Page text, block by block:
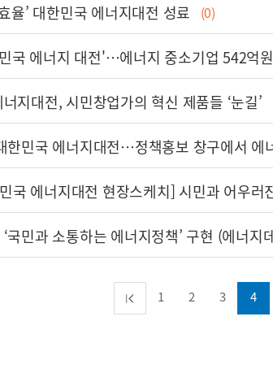
율’ 대한민국 에너지대전 성료 (0)
국 에너지 대전'…에너지 중소기업 542억
지대전, 시민창업가의 혁신 제품들 ‘눈길’
한민국 에너지대전…정책홍보 창구에서 에
국 에너지대전 현장스케치] 시민과 어우러
국민과 소통하는 에너지정책’ 구현 (에너
1 2 3 4